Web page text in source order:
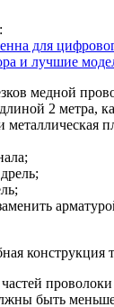
для
и лучшие
медной
2 метра,
металлическая
конструкция
быть меньше